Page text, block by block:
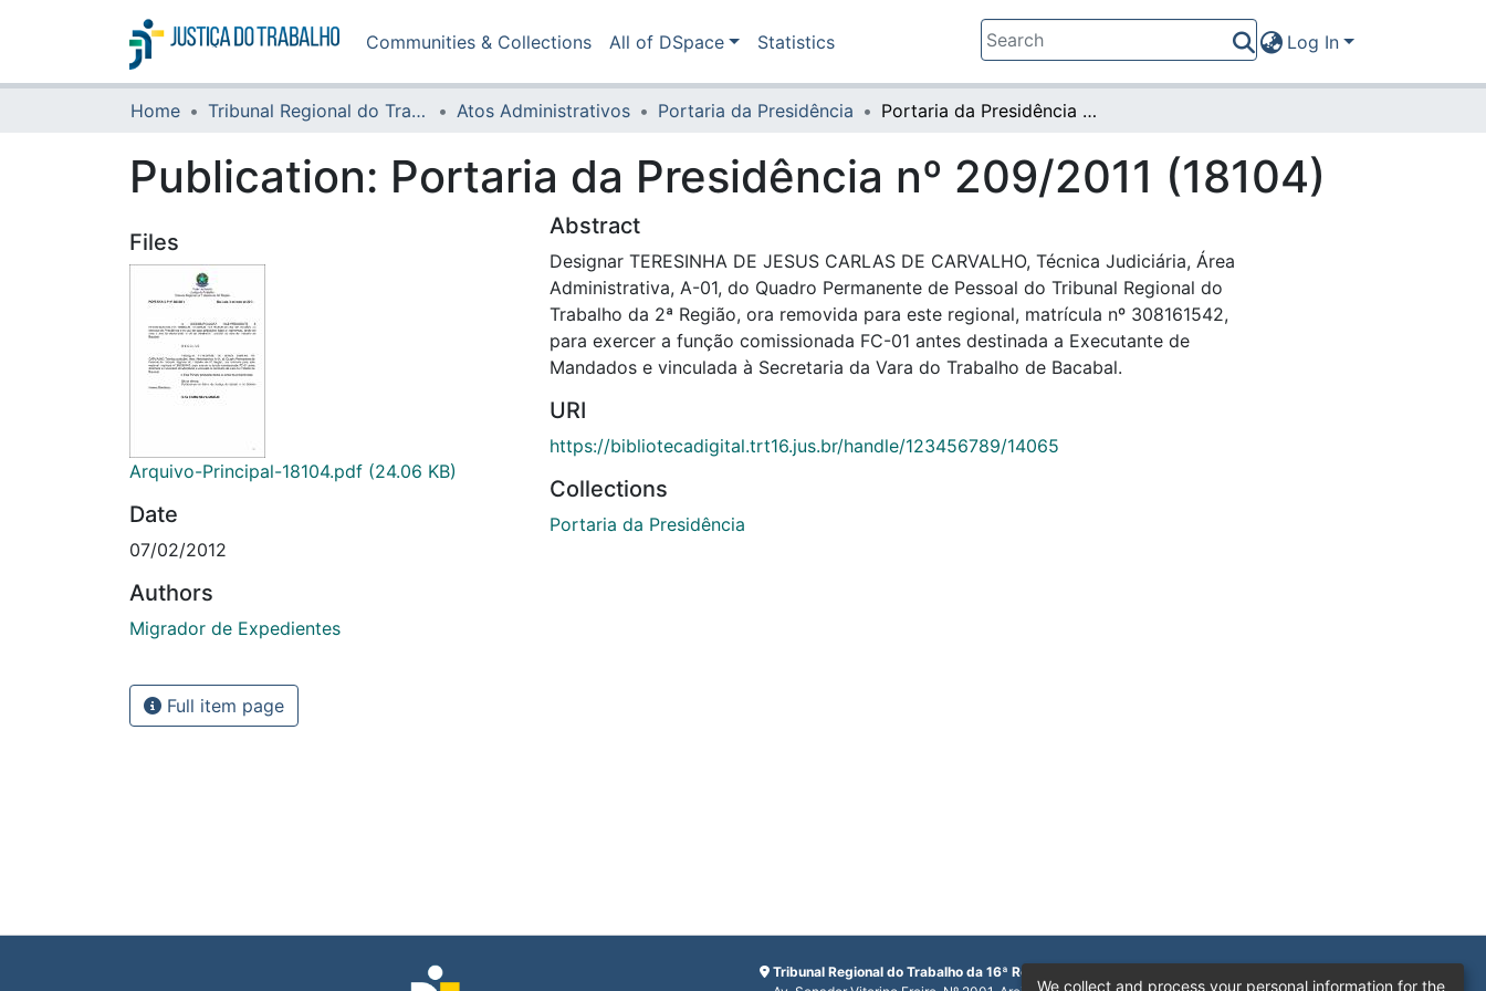
Communities & Collections All of DSpace Statistics Log In
Home Tribunal Regional do Trabalho da 16ª Região Atos Administrativos Portaria da Presidência Portaria da Presidência nº 209/2011 (18104)
Publication: Portaria da Presidência nº 209/2011 (18104)
Files
Arquivo-Principal-18104.pdf (24.06 KB)
Date
07/02/2012
Authors
Migrador de Expedientes
Full item page
Abstract
Designar TERESINHA DE JESUS CARLAS DE CARVALHO, Técnica Judiciária, Área
Administrativa, A-01, do Quadro Permanente de Pessoal do Tribunal Regional do
Trabalho da 2ª Região, ora removida para este regional, matrícula nº 308161542,
para exercer a função comissionada FC-01 antes destinada a Executante de
Mandados e vinculada à Secretaria da Vara do Trabalho de Bacabal.
URI
https://bibliotecadigital.trt16.jus.br/handle/123456789/14065
Collections
Portaria da Presidência
Tribunal Regional do Trabalho da 16ª Região
We collect and process your personal information for the